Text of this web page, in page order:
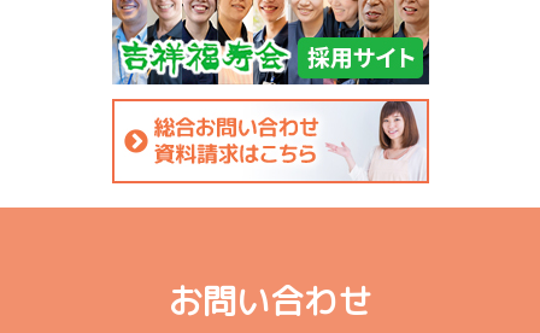
お問い合わせ